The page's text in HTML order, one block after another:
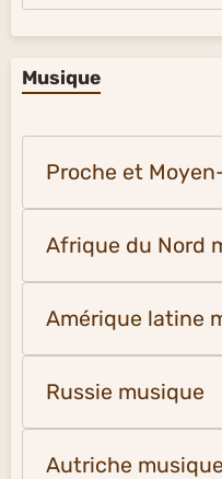
Musique
Proche et
Afrique du Nord
Amérique latine
Russie musique
Autriche musique